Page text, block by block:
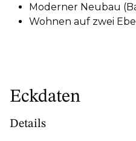
Moderner Neubau
Wohnen auf zwei
Eckdaten
Details